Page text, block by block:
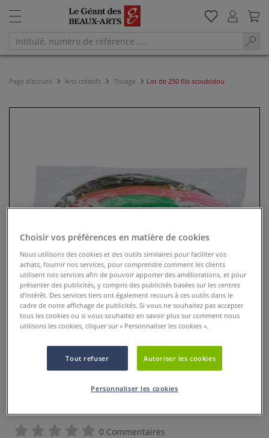
Page d'accueil Arts créatifs Tissage Lot de 250 fils scoubidou
0 Commentaires
Choisir vos préférences en matière de cookies
Nous utilisons des cookies et des outils similaires pour faciliter vos
achats, fournir nos services, pour comprendre comment les clients
utilisent nos services afin de pouvoir apporter des améliorations, et pour
présenter des publicités, y compris des publicités basées sur les centres
d’intérêt. Des services tiers ont également recours à ces outils dans le
cadre de notre affichage de publicités. Si vous ne souhaitez pas accepter
tous les cookies ou si vous souhaitez en savoir plus sur comment nous
utilisons les cookies, cliquer sur « Personnaliser les cookies ».
Tout refuser Autoriser les cookies
Personnaliser les cookies